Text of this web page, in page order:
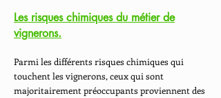
Les risques chimiques du métier de
vignerons.
Parmi les différents risques chimiques qui
touchent les vignerons, ceux qui sont
majoritairement préoccupants proviennent des